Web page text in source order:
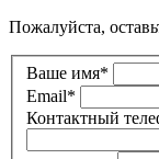
Пожалуйста,
Ваше имя*
Email*
Контактный